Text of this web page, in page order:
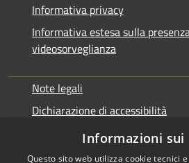
Informativa privacy
Informativa estesa sulla
videosorveglianza
Note legali
Dichiarazione di accessibilità
Obbiettivi di accessibilità
Informazioni sui
Questo sito web utilizza cookie tecnici